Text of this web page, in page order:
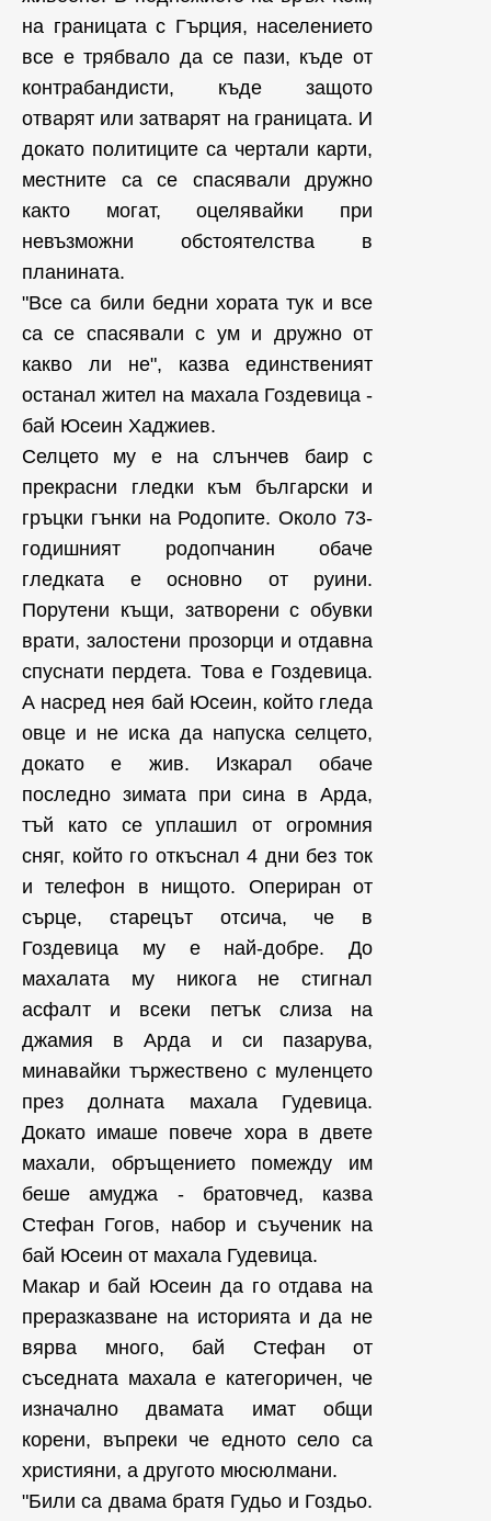
на границата с Гърция, населението
все е трябвало да се пази, къде от
контрабандисти, къде защото
отварят или затварят на границата. И
докато политиците са чертали карти,
местните са се спасявали дружно
както могат, оцелявайки при
невъзможни обстоятелства в
планината.
"Все са били бедни хората тук и все
са се спасявали с ум и дружно от
какво ли не", казва единственият
останал жител на махала Гоздевица -
бай Юсеин Хаджиев.
Селцето му е на слънчев баир с
прекрасни гледки към български и
гръцки гънки на Родопите. Около 73-
годишният родопчанин обаче
гледката е основно от руини.
Порутени къщи, затворени с обувки
врати, залостени прозорци и отдавна
спуснати пердета. Това е Гоздевица.
А насред нея бай Юсеин, който гледа
овце и не иска да напуска селцето,
докато е жив. Изкарал обаче
последно зимата при сина в Арда,
тъй като се уплашил от огромния
сняг, който го откъснал 4 дни без ток
и телефон в нищото. Опериран от
сърце, старецът отсича, че в
Гоздевица му е най-добре. До
махалата му никога не стигнал
асфалт и всеки петък слиза на
джамия в Арда и си пазарува,
минавайки тържествено с муленцето
през долната махала Гудевица.
Докато имаше повече хора в двете
махали, обръщението помежду им
беше амуджа - братовчед, казва
Стефан Гогов, набор и съученик на
бай Юсеин от махала Гудевица.
Макар и бай Юсеин да го отдава на
преразказване на историята и да не
вярва много, бай Стефан от
съседната махала е категоричен, че
изначално двамата имат общи
корени, въпреки че едното село са
християни, а другото мюсюлмани.
"Били са двама братя Гудьо и Гоздьо.